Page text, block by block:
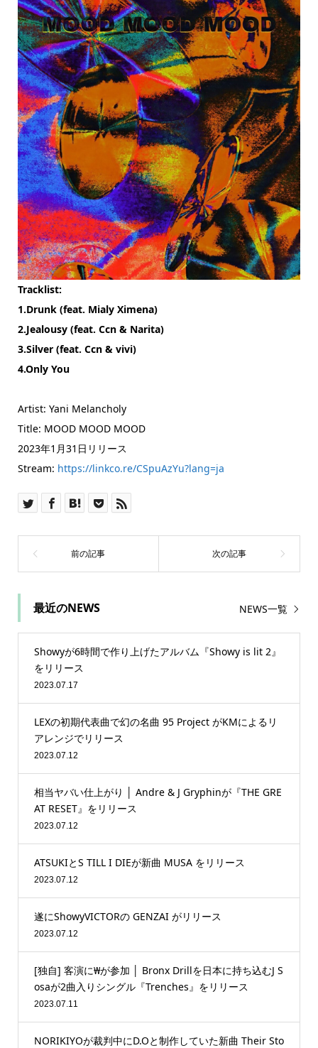
Tracklist:
1.Drunk (feat. Mialy Ximena)
2.Jealousy (feat. Ccn & Narita)
3.Silver (feat. Ccn & vivi)
4.Only You
Artist: Yani Melancholy
Title: MOOD MOOD MOOD
2023年1月31日リリース
Stream: https://linkco.re/CSpuAzYu?lang=ja
最近のNEWS NEWS一覧
Showyが6時間で作り上げたアルバム『Showy is lit 2』
をリリース
2023.07.17
LEXの初期代表曲で幻の名曲 95 Project がKMによるリ
アレンジでリリース
2023.07.12
相当ヤバい仕上がり │ Andre & J Gryphinが『THE GRE
AT RESET』をリリース
2023.07.12
ATSUKIとS TILL I DIEが新曲 MUSA をリリース
2023.07.12
遂にShowyVICTORの GENZAI がリリース
2023.07.12
[独自] 客演に₩が参加 │ Bronx Drillを日本に持ち込むJ S
osaが2曲入りシングル『Trenches』をリリース
2023.07.11
NORIKIYOが裁判中にD.Oと制作していた新曲 Their Sto